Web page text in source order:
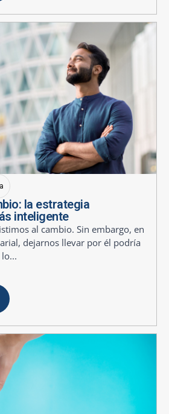
la estrategia
inteligente
al cambio. Sin embargo, en
dejarnos llevar por él podría